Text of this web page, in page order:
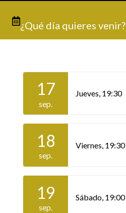
¿Qué día quieres venir?
17
sep.
Jueves, 19:30
18
sep.
Viernes, 19:30
19
sep.
Sábado, 19:00